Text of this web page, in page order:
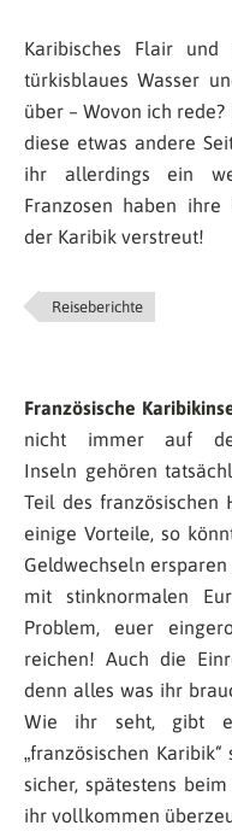
Karibisches Flair und
türkisblaues Wasser
über – Wovon ich
diese etwas andere
ihr allerdings ein
Franzosen haben ihre
der Karibik verstreut!
Reiseberichte
Französische
nicht immer auf
Inseln gehören
Teil des französischen
einige Vorteile, so
Geldwechseln
mit stinknormalen
Problem, euer
reichen! Auch die
denn alles was ihr
Wie ihr seht, gibt
„französischen
sicher, spätestens
ihr vollkommen